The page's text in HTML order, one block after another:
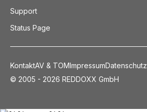
Support
Status Page
© 2005 - 2026 REDDOXX GmbH
KontaktAV & TOMImpressumDatenschutz